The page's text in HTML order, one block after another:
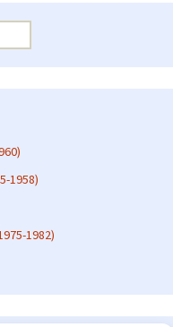
1958)
1982)